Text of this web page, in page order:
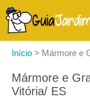
Início > Mármore e
Mármore e
Vitória/ ES